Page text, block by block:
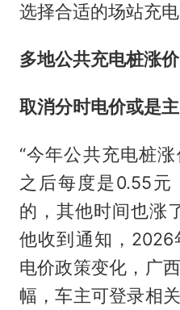
选择合适的场站充电
多地公共充电桩涨价
取消分时电价或是
“今年公共充电桩
之后每度是0.55元
的，其他时间也涨
他收到通知，
电价政策变化，广
幅，车主可登录相